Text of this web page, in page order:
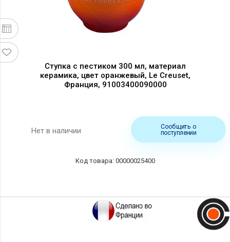
Ступка с пестиком 300 мл, материал
керамика, цвет оранжевый, Le Creuset,
Франция, 91003400090000
Нет в наличии
Сообщить о
поступлении
00000025400